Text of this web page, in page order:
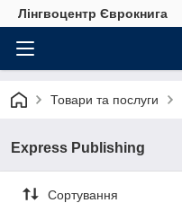
Лінгвоцентр Єврокнига
Товари та послуги
Express Publishing
Сортування